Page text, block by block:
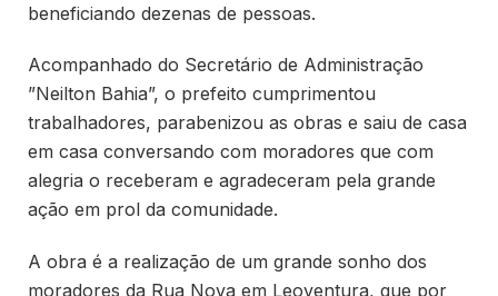
beneficiando dezenas de pessoas.
Acompanhado do Secretário de Administração
”Neilton Bahia”, o prefeito cumprimentou
trabalhadores, parabenizou as obras e saiu de casa
em casa conversando com moradores que com
alegria o receberam e agradeceram pela grande
ação em prol da comunidade.
A obra é a realização de um grande sonho dos
moradores da Rua Nova em Leoventura, que por